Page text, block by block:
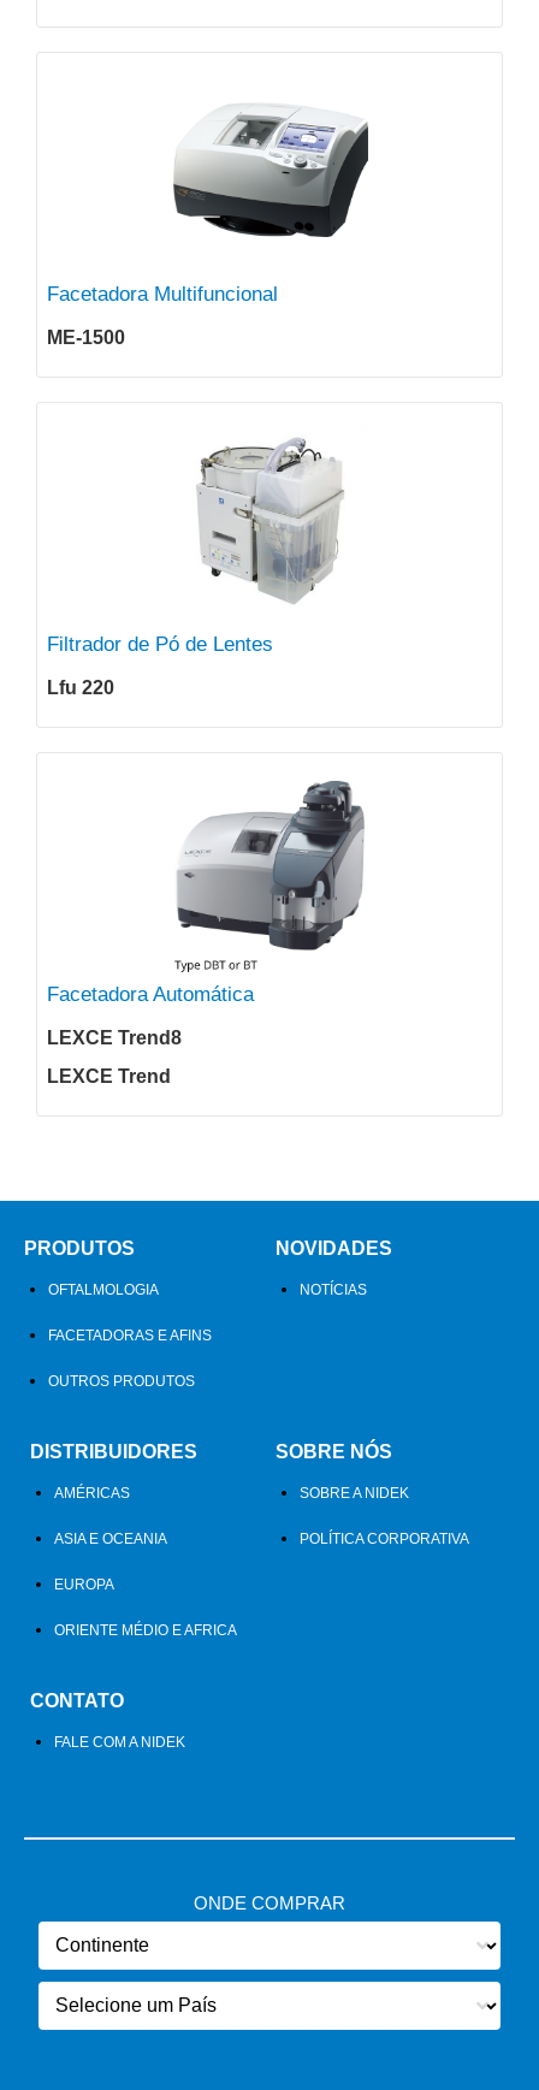
Facetadora Multifuncional
ME-1500
Filtrador de Pó de Lentes
Lfu 220
Facetadora Automática
LEXCE Trend8
LEXCE Trend
PRODUTOS
OFTALMOLOGIA
FACETADORAS E AFINS
OUTROS PRODUTOS
NOVIDADES
NOTÍCIAS
DISTRIBUIDORES
AMÉRICAS
ASIA E OCEANIA
EUROPA
ORIENTE MÉDIO E AFRICA
SOBRE NÓS
SOBRE A NIDEK
POLÍTICA CORPORATIVA
CONTATO
FALE COM A NIDEK
ONDE COMPRAR